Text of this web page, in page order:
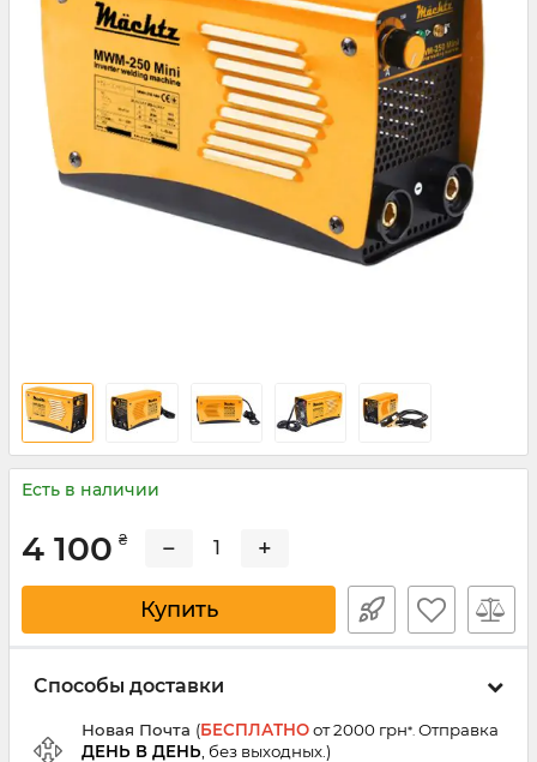
Есть в наличии
4 100 ₴ − +
Купить
Способы доставки
Новая Почта (БЕСПЛАТНОот 2000 грн*. Отправка
ДЕНЬ В ДЕНЬ , без выходных.)